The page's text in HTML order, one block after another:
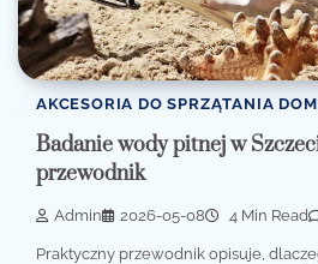
AKCESORIA DO SPRZĄTANIA
Badanie wody pitnej w
przewodnik
Admin 2026-05-08 4 Min Read
Praktyczny przewodnik opisuje,